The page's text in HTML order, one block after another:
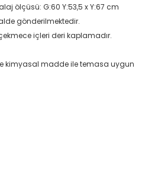
ölçüsü: G:60 Y:53,5 x Y:67 cm
gönderilmektedir.
içleri deri kaplamadır.
kimyasal madde ile temasa uygun